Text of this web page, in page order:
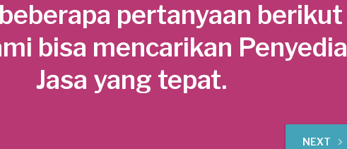
pertanyaan berikut
bisa mencarikan Penyedia
Jasa yang tepat.
NEXT